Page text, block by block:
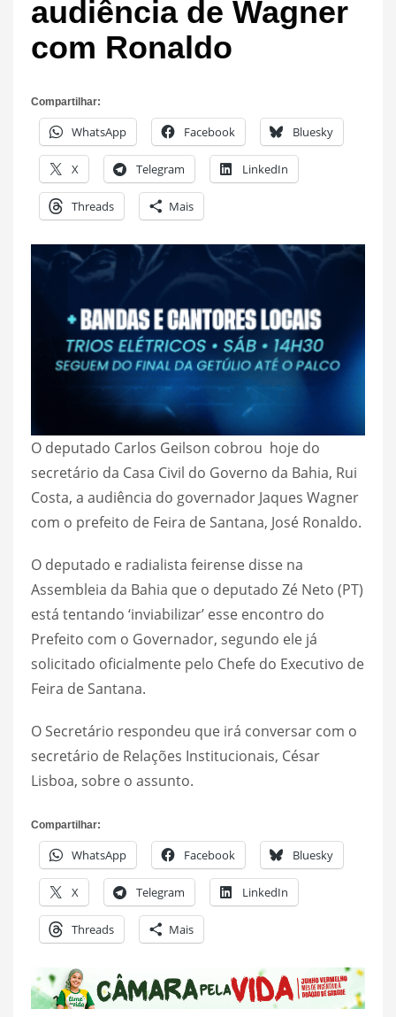
audiência de Wagner
com Ronaldo
Compartilhar:
WhatsApp Facebook Bluesky
X Telegram LinkedIn
Threads Mais
O deputado Carlos Geilson cobrou hoje do
secretário da Casa Civil do Governo da Bahia, Rui
Costa, a audiência do governador Jaques Wagner
com o prefeito de Feira de Santana, José Ronaldo.
O deputado e radialista feirense disse na
Assembleia da Bahia que o deputado Zé Neto (PT)
está tentando ‘inviabilizar’ esse encontro do
Prefeito com o Governador, segundo ele já
solicitado oficialmente pelo Chefe do Executivo de
Feira de Santana.
O Secretário respondeu que irá conversar com o
secretário de Relações Institucionais, César
Lisboa, sobre o assunto.
Compartilhar:
WhatsApp Facebook Bluesky
X Telegram LinkedIn
Threads Mais